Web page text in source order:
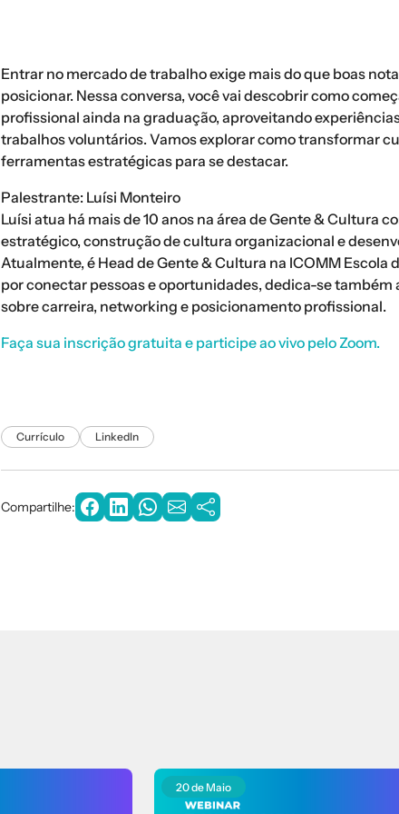
Entrar no mercado de trabalho exige mais do que boas
posicionar. Nessa conversa, você vai descobrir como
profissional ainda na graduação, aproveitando
trabalhos voluntários. Vamos explorar como transformar
ferramentas estratégicas para se destacar.
Palestrante: Luísi Monteiro
Luísi atua há mais de 10 anos na área de Gente & Cultura
estratégico, construção de cultura organizacional e
Atualmente, é Head de Gente & Cultura na ICOMM Escola
por conectar pessoas e oportunidades, dedica-se
sobre carreira, networking e posicionamento profissional.
Faça sua inscrição gratuita e participe ao vivo pelo Zoom.
Currículo LinkedIn
Compartilhe:
20 de Maio